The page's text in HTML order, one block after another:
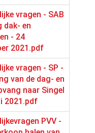
vragen - SAB
dak- en
- 24
2021.pdf
vragen - SP -
van de dag- en
naar Singel
2021.pdf
PVV -